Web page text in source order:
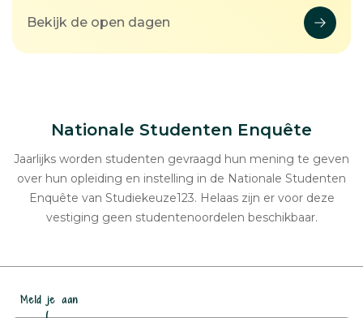
Bekijk de open dagen
Nationale Studenten Enquête
Jaarlijks worden studenten gevraagd hun mening te geven
over hun opleiding en instelling in de Nationale Studenten
Enquête van Studiekeuze123. Helaas zijn er voor deze
vestiging geen studentenoordelen beschikbaar.
Meld je aan